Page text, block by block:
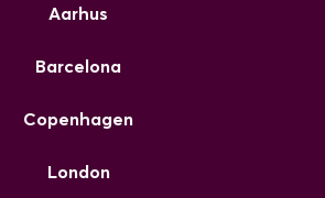
Aarhus
Barcelona
Copenhagen
London